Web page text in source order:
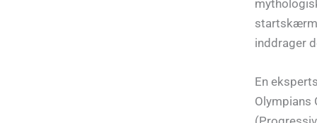
inddrager
En
Olympians